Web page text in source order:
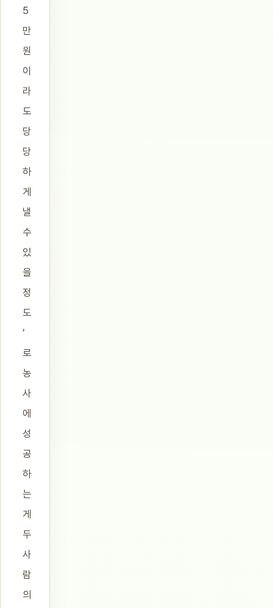
5
만
원
이
라
도
당
당
하
게
낼
수
있
을
정
도
’
로
농
사
에
성
공
하
는
게
두
사
람
의